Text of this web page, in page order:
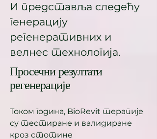
И представља следећу
генерацију
регенеративних и
велнес технологија.​​
Просечни резултати
регенерације
Током година, BioRevit терапије
су тестиране и валидиране
кроз стотине